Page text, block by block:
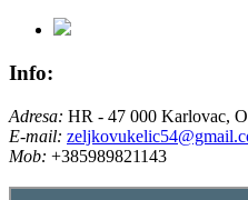
Info:
Adresa: HR - 47 000 Karlovac,
E-mail:
Mob: +385989821143